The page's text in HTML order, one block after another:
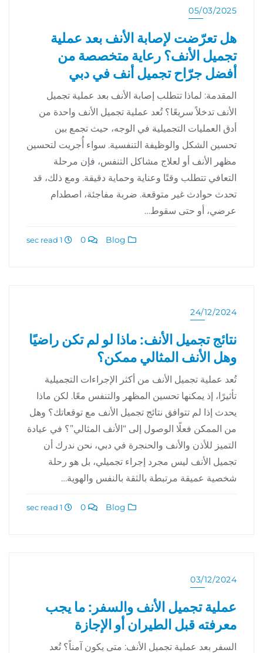
05/03/2025
هل تعرّضت لإصابة الأنف بعد عملية
تجميل الأنف؟ رعاية متخصصة من
أفضل جرّاح تجميل أنف في دبي
المقدمة: لماذا تتطلب إصابة الأنف بعد عملية تجميل
الأنف تدخلاً سريعًا؟ تُعد عملية تجميل الأنف واحدة من
أدق العمليات التجميلية في الوجه، حيث تجمع بين
تحسين الشكل والوظيفة التنفسية. سواء أُجريت لتحسين
مظهر الأنف أو لعلاج مشاكل التنفس، فإن مرحلة
التعافي تتطلب وقتًا وعناية وحماية دقيقة. ومع ذلك، قد
تحدث حوادث غير متوقعة. ضربة مفاجئة، اصطدام
عرضي، أو حتى سقوط…
24/12/2024
نتائج تجميل الأنف: ماذا لو لم تكن راضيًا
وهل الأنف المثالي ممكن؟
تُعد عملية تجميل الأنف من أكثر الإجراءات التجميلية
تأثيرًا، إذ يمكنها تحسين المظهر والتنفس معًا. لكن ماذا
يحدث إذا لم تتوافق نتائج تجميل الأنف مع توقعاتك؟ وهل
من الممكن فعلًا الوصول إلى “الأنف المثالي”؟ في عيادة
التميز للأذن والأنف والحنجرة في دبي، نحن ندرك أن
تجميل الأنف ليس مجرد إجراء تجميلي، بل هو رحلة
شخصية عميقة مرتبطة بالثقة بالنفس والهوية…
03/12/2024
عملية تجميل الأنف والسفر: ما يجب
معرفته قبل الطيران أو الإجازة
السفر بعد عملية تجميل الأنف: متى يكون آمناً؟ تُعد